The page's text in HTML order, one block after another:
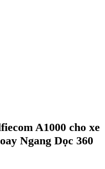
A1000 cho xe
Ngang Dọc 360